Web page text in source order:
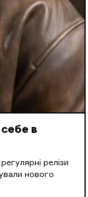
в
релізи
нового